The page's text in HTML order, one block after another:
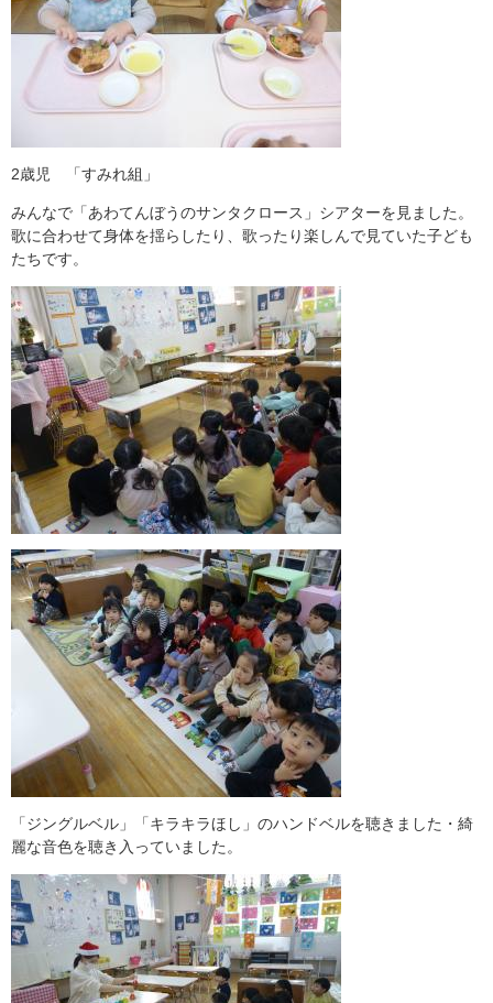
2歳児 「すみれ組」
みんなで「あわてんぼうのサンタクロース」シアターを見ました。
歌に合わせて身体を揺らしたり、歌ったり楽しんで見ていた子ども
たちです。
「ジングルベル」「キラキラほし」のハンドベルを聴きました・綺
麗な音色を聴き入っていました。